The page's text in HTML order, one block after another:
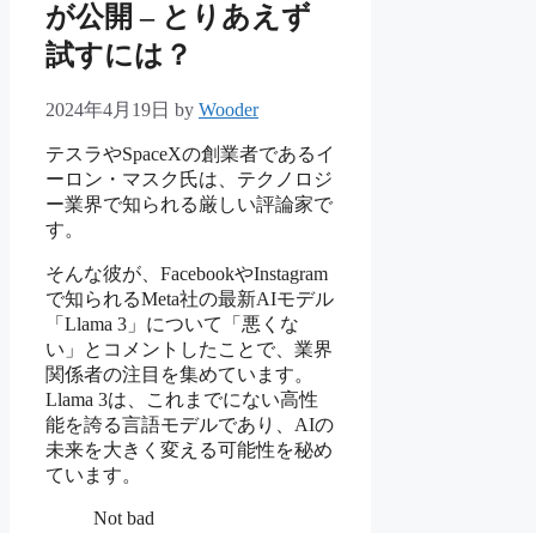
が公開 – とりあえず
試すには？
2024年4月19日 by Wooder
テスラやSpaceXの創業者であるイ
ーロン・マスク氏は、テクノロジ
ー業界で知られる厳しい評論家で
す。
そんな彼が、FacebookやInstagram
で知られるMeta社の最新AIモデル
「Llama 3」について「悪くな
い」とコメントしたことで、業界
関係者の注目を集めています。
Llama 3は、これまでにない高性
能を誇る言語モデルであり、AIの
未来を大きく変える可能性を秘め
ています。
Not bad